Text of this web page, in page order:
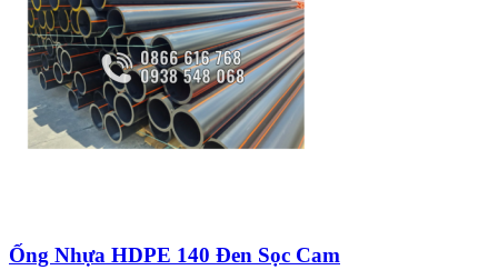
Ống Nhựa HDPE 140 Đen Sọc Cam